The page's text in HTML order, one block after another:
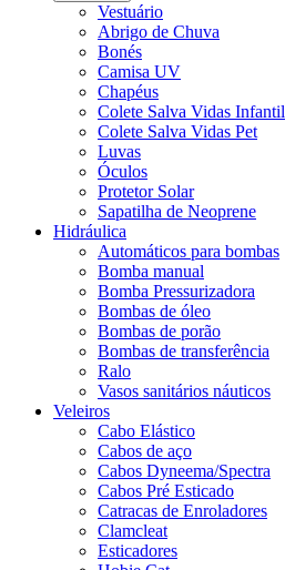
Vestuário
Abrigo de Chuva
Bonés
Camisa UV
Chapéus
Colete Salva Vidas Infantil
Colete Salva Vidas Pet
Luvas
Óculos
Protetor Solar
Sapatilha de Neoprene
Hidráulica
Automáticos para bombas
Bomba manual
Bomba Pressurizadora
Bombas de óleo
Bombas de porão
Bombas de transferência
Ralo
Vasos sanitários náuticos
Veleiros
Cabo Elástico
Cabos de aço
Cabos Dyneema/Spectra
Cabos Pré Esticado
Catracas de Enroladores
Clamcleat
Esticadores